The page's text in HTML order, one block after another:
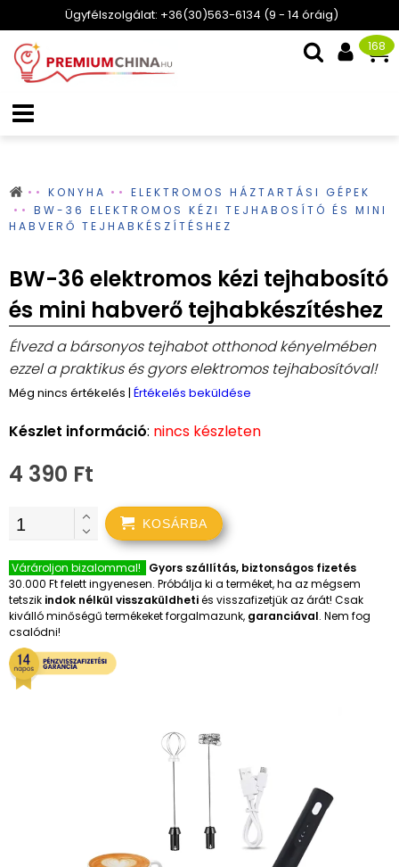
Ügyfélszolgálat: +36(30)563-6134 (9 - 14 óráig)
168
KONYHA
ELEKTROMOS HÁZTARTÁSI GÉPEK
BW-36 ELEKTROMOS KÉZI TEJHABOSÍTÓ ÉS MINI
HABVERŐ TEJHABKÉSZÍTÉSHEZ
BW-36 elektromos kézi tejhabosító
és mini habverő tejhabkészítéshez
Élvezd a bársonyos tejhabot otthonod kényelmében
ezzel a praktikus és gyors elektromos tejhabosítóval!
Még nincs értékelés | Értékelés beküldése
Készlet információ: nincs készleten
4 390 Ft
KOSÁRBA
Várároljon bizalommal!
Gyors szállítás, biztonságos fizetés
30.000 Ft felett ingyenesen. Próbálja ki a terméket, ha az mégsem
tetszik indok nélkül visszaküldhetiés visszafizetjük az árát! Csak
kiválló minőségű termékeket forgalmazunk, garanciával. Nem fog
csalódni!